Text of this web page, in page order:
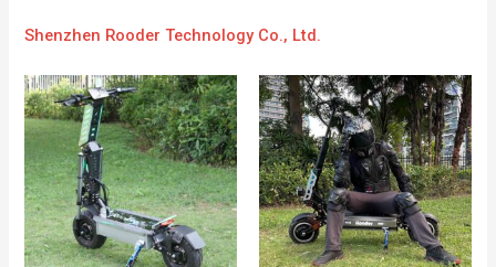
Shenzhen Rooder Technology Co., Ltd.